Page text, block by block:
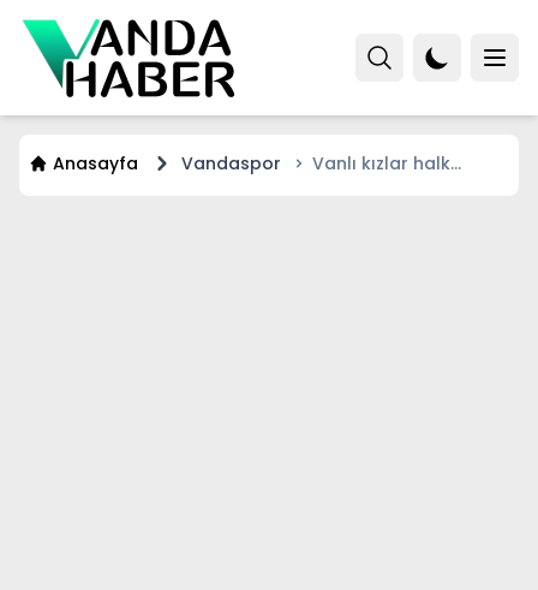
Anasayfa Vandaspor
Vanlı kızlar halk